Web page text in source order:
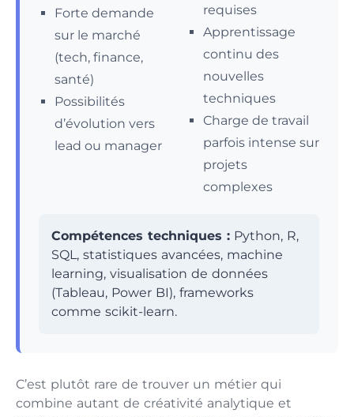
Forte demande
sur le marché
(tech, finance,
santé)
Possibilités
d’évolution vers
lead ou manager
requises
Apprentissage
continu des
nouvelles
techniques
Charge de travail
parfois intense sur
projets
complexes
Compétences techniques : Python, R,
SQL, statistiques avancées, machine
learning, visualisation de données
(Tableau, Power BI), frameworks
comme scikit-learn.
C’est plutôt rare de trouver un métier qui
combine autant de créativité analytique et